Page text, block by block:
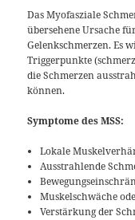
Das Myofasziale
übersehene Ursache
Gelenkschmerzen. Es
Triggerpunkte
die Schmerzen
können.
Symptome des MSS:
Lokale
Ausstrahlende
Muskelschwäche
Verstärkung der